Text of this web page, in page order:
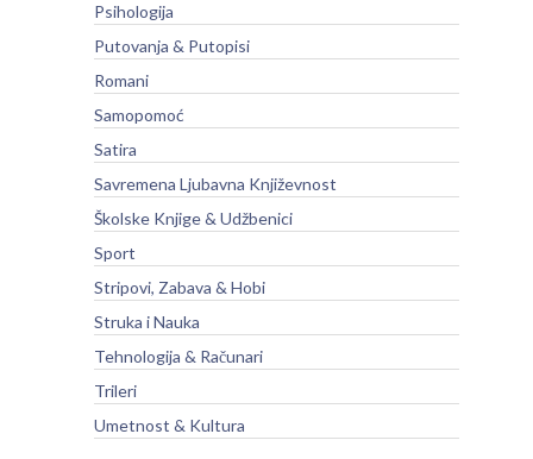
Psihologija
Putovanja & Putopisi
Romani
Samopomoć
Satira
Savremena Ljubavna Književnost
Školske Knjige & Udžbenici
Sport
Stripovi, Zabava & Hobi
Struka i Nauka
Tehnologija & Računari
Trileri
Umetnost & Kultura